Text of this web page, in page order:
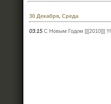
30 Декабря, Среда
03:15 С Новым Годом [[[2010]]] !!!